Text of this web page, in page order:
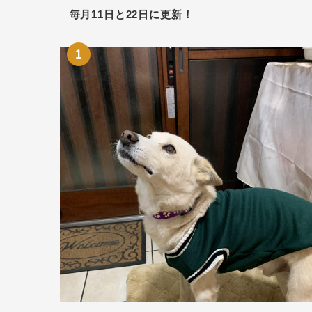
毎月11日と22日に更新！
1